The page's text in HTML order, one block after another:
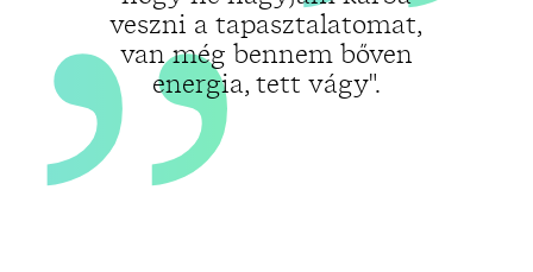
veszni a tapasztalatomat,
van még bennem bőven
energia, tett vágy".